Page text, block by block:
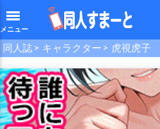
menu
同人誌 キャラクター 虎視虎子